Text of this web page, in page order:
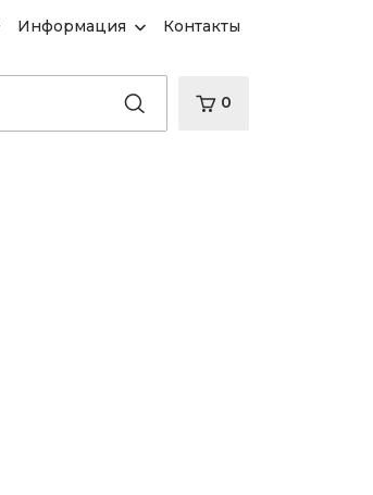
Информация Контакты
0